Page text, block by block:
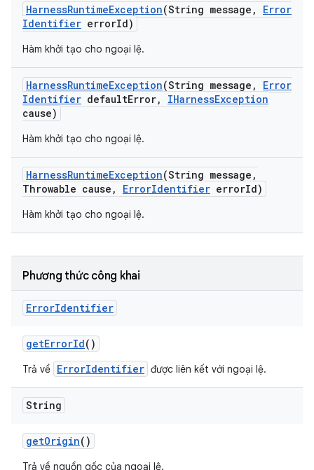
HarnessRuntimeException(String message ,
Error
Identifier errorId)
Hàm khởi tạo cho ngoại lệ.
HarnessRuntimeException(String message ,
Error
Identifier defaultError, IHarnessException
cause)
Hàm khởi tạo cho ngoại lệ.
HarnessRuntimeException(String message ,
Throwable cause , ErrorIdentifier errorId)
Hàm khởi tạo cho ngoại lệ.
Phương thức công khai
ErrorIdentifier
getErrorId()
Trả về ErrorIdentifier được liên kết với ngoại lệ.
String
getOrigin()
Trả về nguồn gốc của ngoại lệ.